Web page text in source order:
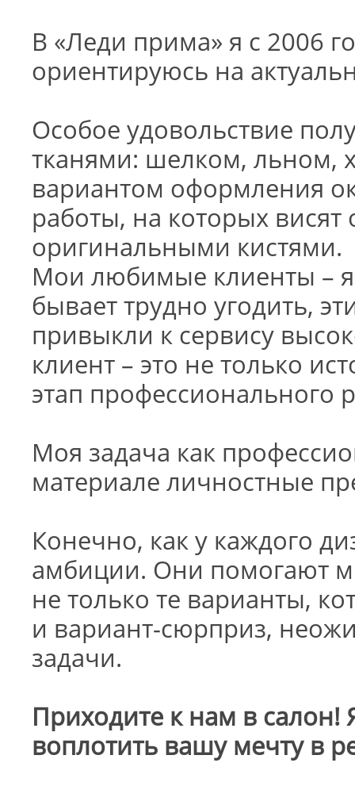
В «Леди прима» я с 2006
ориентируюсь на
Особое удовольствие
тканями: шелком,
вариантом оформления
работы, на которых
оригинальными кистями.
Мои любимые клиенты –
бывает трудно угодить,
привыкли к сервису
клиент – это не только
этап профессионального
Моя задача как
материале личностные
Конечно, как у каждого
амбиции. Они помогают
не только те варианты,
и вариант-сюрприз,
задачи.
Приходите к нам в салон!
воплотить вашу мечту в